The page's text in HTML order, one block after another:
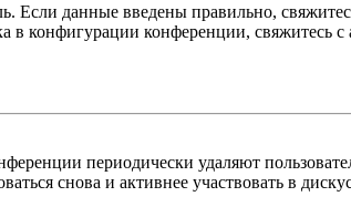
Если данные введены правильно,
конфигурации конференции, свяжитесь с
периодически удаляют
снова и активнее участвовать в